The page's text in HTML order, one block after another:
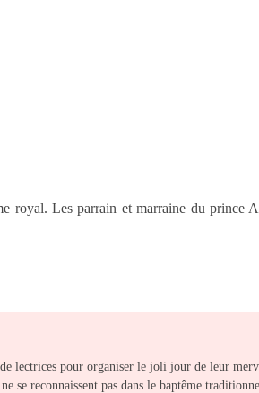
royal. Les parrain et marraine du prince
lectrices pour organiser le joli jour de leur
se reconnaissent pas dans le baptême